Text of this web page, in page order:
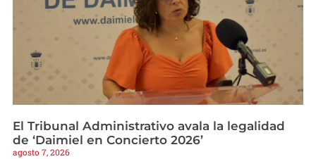
El Tribunal Administrativo avala la legalidad
de ‘Daimiel en Concierto 2026’
agosto 7, 2026